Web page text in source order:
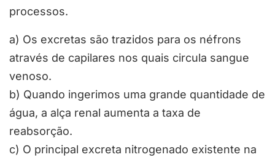
processos.
a) Os excretas são trazidos para os néfrons
através de capilares nos quais circula sangue
venoso.
b) Quando ingerimos uma grande quantidade de
água, a alça renal aumenta a taxa de
reabsorção.
c) O principal excreta nitrogenado existente na